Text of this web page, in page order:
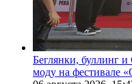
Беглянки, буллинг
моду на фестивале